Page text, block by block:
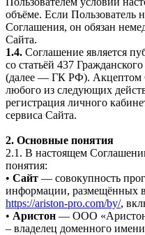
объёме. Если Пользователь
Соглашения, он обязан
Сайта.
1.4. Соглашение является
со статьёй 437
(далее — ГК РФ). Акцептом
любого из следующих
регистрация личного
сервиса Сайта.
2. Основные понятия
2.1. В настоящем
понятия:
• Сайт — совокупность
информации, размещённых
https://ariston-pro.com/by/,
• Аристон — ООО «Аристон
– владелец доменного